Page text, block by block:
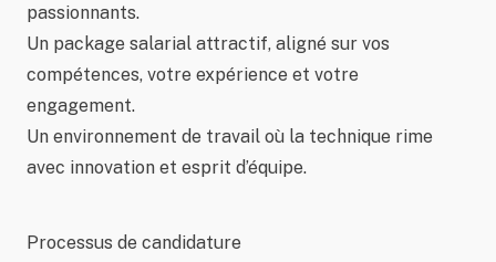
passionnants.
Un package salarial attractif, aligné sur vos
compétences, votre expérience et votre
engagement.
Un environnement de travail où la technique rime
avec innovation et esprit d’équipe.
Processus de candidature